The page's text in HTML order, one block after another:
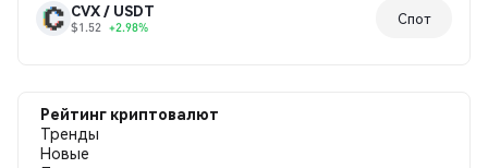
CVX / USDT
$1.52 +2.98% Спот
Рейтинг криптовалют
Тренды
Новые